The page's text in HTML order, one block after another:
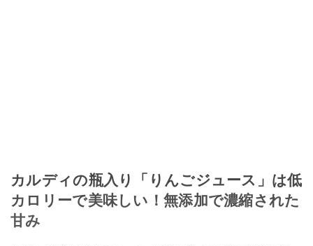
カルディの瓶入り「りんごジュース」は低
カロリーで美味しい！無添加で濃縮された
甘み